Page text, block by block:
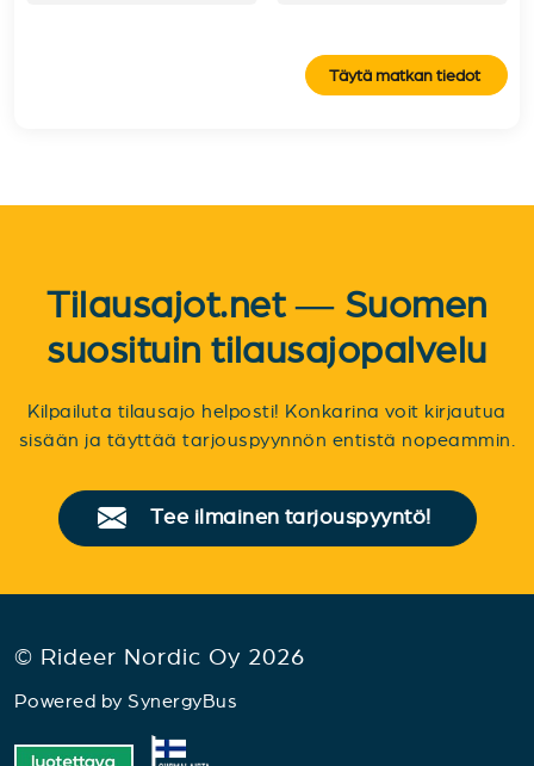
Täytä matkan tiedot
Tilausajot.net — Suomen
suosituin tilausajopalvelu
Kilpailuta tilausajo helposti! Konkarina voit kirjautua
sisään ja täyttää tarjouspyynnön entistä nopeammin.
Tee ilmainen tarjouspyyntö!
© Rideer Nordic Oy 2026
Powered by SynergyBus